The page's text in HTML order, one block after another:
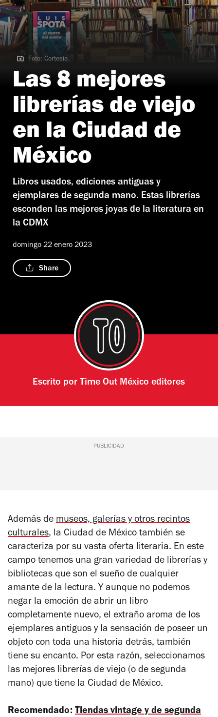
Foto: Cortesía
Foto: Cortesía
Las 8 mejores
librerías de viejo
en la Ciudad de
México
Libros usados, ediciones antiguas y
ejemplares de segunda mano. Estas librerías
esconden las mejores joyas de la literatura en
la CDMX
domingo 22 enero 2023
Share
Escrito por Time Out México editores
PUBLICIDAD
Además de museos, galerías y otros recintos
culturales, la Ciudad de México también se
caracteriza por su vasta oferta literaria. En este
campo tenemos una gran variedad de librerías y
bibliotecas que son el sueño de cualquier
amante de la lectura. Y aunque no podemos
negar la emoción de abrir un libro
completamente nuevo, el extraño aroma de los
ejemplares antiguos y la sensación de poseer un
objeto con toda una historia detrás, también
tiene su encanto. Por esta razón, seleccionamos
las mejores librerías de viejo (o de segunda
mano) que tiene la Ciudad de México.
Recomendado: Tiendas vintage y de segunda